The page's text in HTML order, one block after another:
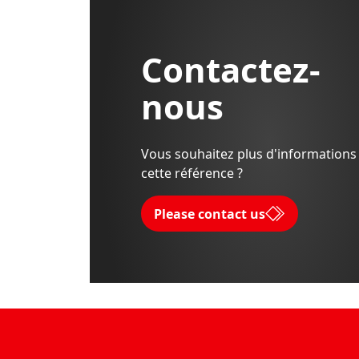
Contactez-
nous
Vous souhaitez plus
cette référence ?
Please contact us